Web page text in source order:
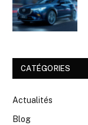
CATÉGORIES
Actualités
Blog